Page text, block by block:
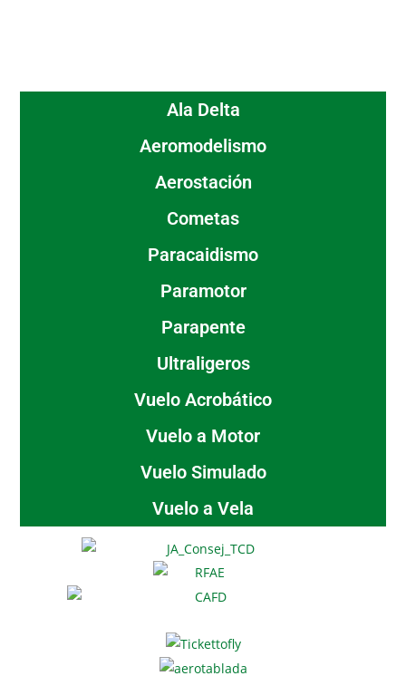
Ala Delta
Aeromodelismo
Aerostación
Cometas
Paracaidismo
Paramotor
Parapente
Ultraligeros
Vuelo Acrobático
Vuelo a Motor
Vuelo Simulado
Vuelo a Vela